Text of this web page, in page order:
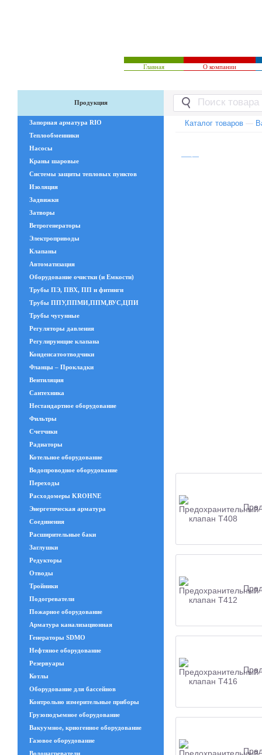
Главная О компании
Продукция
Запорная арматура RIO
Теплообменники
Насосы
Краны шаровые
Системы защиты тепловых пунктов
Изоляция
Задвижки
Затворы
Ветрогенераторы
Электроприводы
Клапаны
Автоматизация
Оборудование очистки (и Емкости)
Трубы ПЭ, ПВХ, ПП и фитинги
Трубы ППУ,ППМИ,ППМ,ВУС,ЦПИ
Трубы чугунные
Регуляторы давления
Регулирующие клапана
Конденсатоотводчики
Фланцы – Прокладки
Вентиляция
Сантехника
Нестандартное оборудование
Фильтры
Счетчики
Радиаторы
Котельное оборудование
Водопроводное оборудование
Переходы
Расходомеры KROHNE
Энергетическая арматура
Соединения
Расширительные баки
Заглушки
Редукторы
Отводы
Тройники
Подогреватели
Пожарное оборудование
Арматура канализационная
Генераторы SDMO
Нефтяное оборудование
Резервуары
Котлы
Оборудование для бассейнов
Контрольно измерительные приборы
Грузоподъемное оборудование
Вакуумное, криогенное оборудование
Газовое оборудование
Водонагреватели
Каталог товаров —